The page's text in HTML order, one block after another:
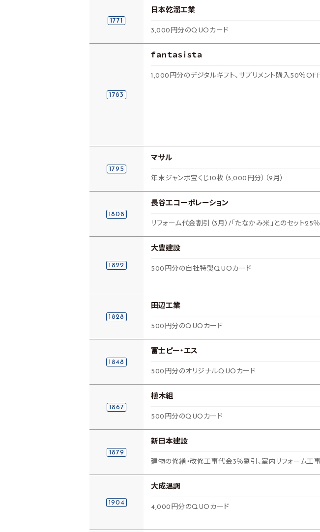
1771
日本乾溜工業
3,000円分のQUOカード
1783
ｆａｎｔａｓｉｓｔａ
1,000円分のデジタルギフト、サプリメント購入50％
1795
マサル
年末ジャンボ宝くじ10枚（3,000円分）（9月）
1808
長谷工コーポレーション
リフォーム代金割引（3月）/「たなかみ米」とのセット25％
1822
大豊建設
500円分の自社特製QUOカード
1828
田辺工業
500円分のQUOカード
1848
富士ピー・エス
500円分のオリジナルQUOカード
1867
植木組
500円分のQUOカード
1879
新日本建設
建物の修繕・改修工事代金3％割引、室内リフォーム工
1904
大成温調
4,000円分のQUOカード